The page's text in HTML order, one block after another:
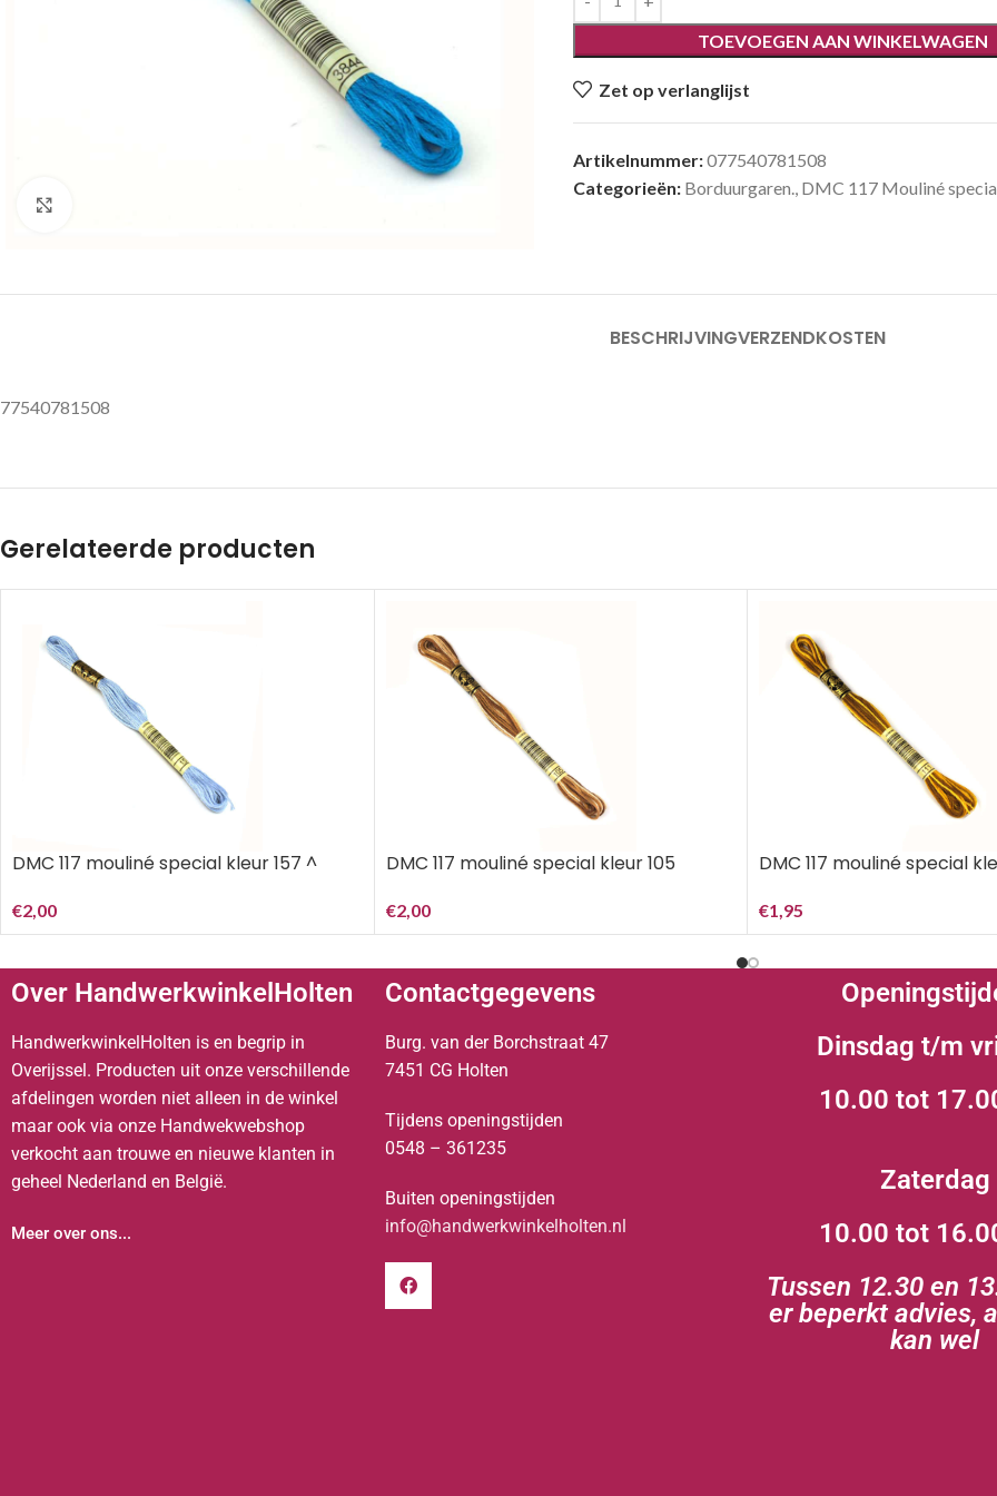
TOEVOEGEN AAN WINKELWAGEN
Zet op verlanglijst
Artikelnummer:077540781508
Categorieën: Borduurgaren., DMC 117 Mouliné
BESCHRIJVINGVERZENDKOSTEN
77540781508
Gerelateerde producten
DMC 117 mouliné special kleur 157 ^
€2,00
DMC 117 mouliné special kleur 105
€2,00
DMC 117 mouliné special
€1,95
Over HandwerkwinkelHolten
HandwerkwinkelHolten is en begrip in
Overijssel. Producten uit onze verschillende
afdelingen worden niet alleen in de winkel
maar ook via onze Handwekwebshop
verkocht aan trouwe en nieuwe klanten in
geheel Nederland en België.
Meer over ons...
Contactgegevens
Burg. van der Borchstraat 47
7451 CG Holten
Tijdens openingstijden
0548 – 361235
Buiten openingstijden
info@handwerkwinkelholten.nl
Dinsdag t/m
10.00 tot
Zaterdag
10.00 tot
Tussen 12.30 en
er beperkt advies,
kan wel